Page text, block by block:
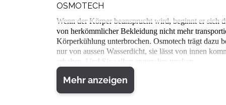
OSMOTECH
Wenn der Körper beansprucht wird, beginnt er sich
von herkömmlicher Bekleidung nicht mehr
Körperkühlung unterbrochen. Osmotech trägt dazu
nur von aussen Wasserdicht, sie lässt von innen
erhalten. Und Sie selber angenehm trocken.
HARTWARE
Um es auf den Punkt zu bringen: Wir fühlen uns
Mehr anzeigen